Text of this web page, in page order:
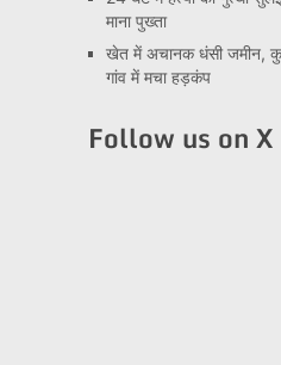
माना पुख्ता
खेत में अचानक धंसी जमीन,
गांव में मचा हड़कंप
Follow us on X